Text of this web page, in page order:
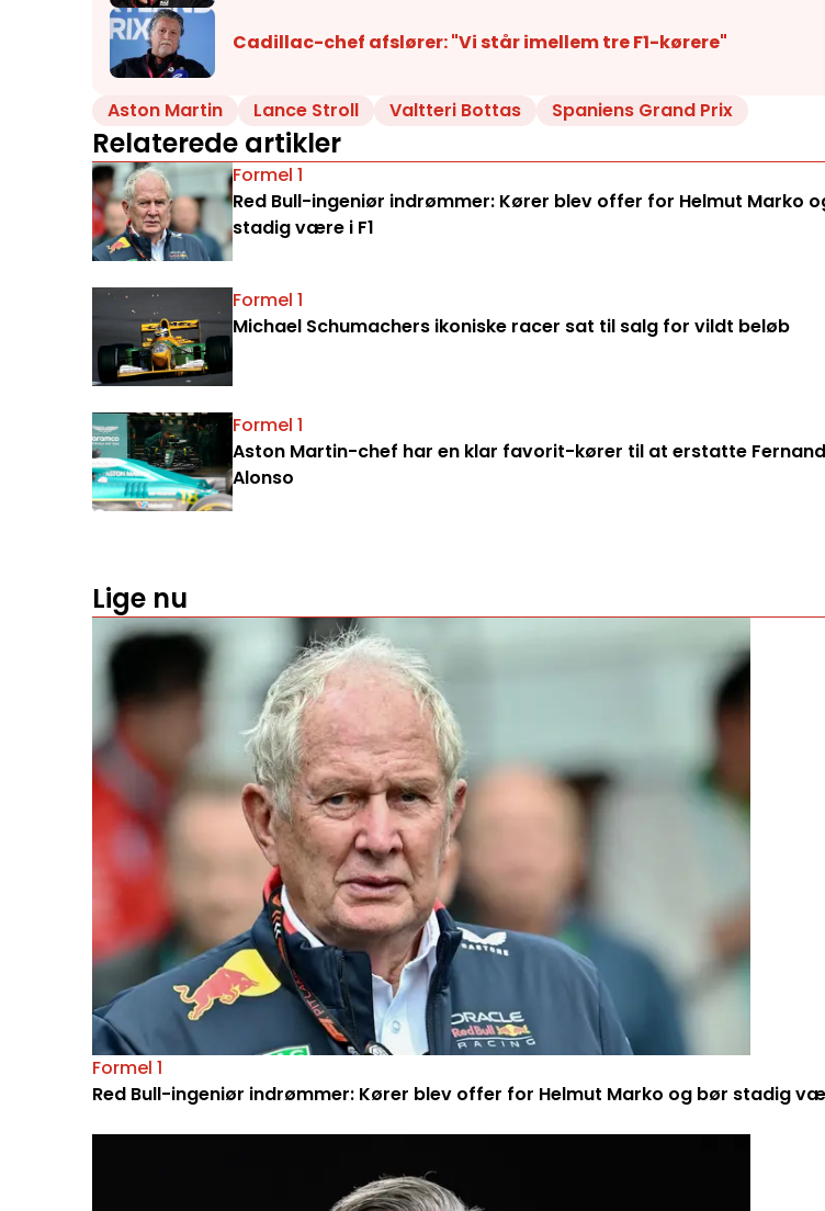
Cadillac-chef afslører: "Vi står imellem tre F1-kørere"
Aston Martin Lance Stroll Valtteri Bottas Spaniens Grand Prix
Relaterede artikler
Formel 1
Red Bull-ingeniør indrømmer: Kører blev offer for Helmut Marko
stadig være i F1
Formel 1
Michael Schumachers ikoniske racer sat til salg for vildt beløb
Formel 1
Aston Martin-chef har en klar favorit-kører til at erstatte
Alonso
Lige nu
Formel 1
Red Bull-ingeniør indrømmer: Kører blev offer for Helmut Marko og bør stadig